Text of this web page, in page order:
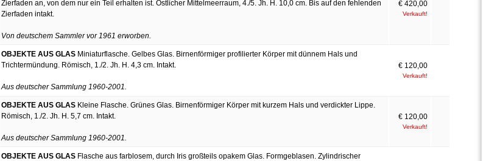
Zierfaden an, von dem nur ein Teil erhalten ist. Östlicher Mittelmeerraum, 4./5. Jh. H. 10,0 cm. Bis auf den fehlenden
Zierfaden intakt.
Von deutschem Sammler vor 1961 erworben.
€ 420,00
Verkauft!
OBJEKTE AUS GLASMiniaturflasche. Gelbes Glas. Birnenförmiger profilierter Körper mit dünnem Hals und
Trichtermündung. Römisch, 1./2. Jh. H. 4,3 cm. Intakt.
Aus deutscher Sammlung 1960-2001.
€ 120,00
Verkauft!
OBJEKTE AUS GLASKleine Flasche. Grünes Glas. Birnenförmiger Körper mit kurzem Hals und verdickter Lippe.
Römisch, 1./2. Jh. H. 5,7 cm. Intakt.
Aus deutscher Sammlung 1960-2001.
€ 120,00
Verkauft!
OBJEKTE AUS GLASFlasche aus farblosem, durch Iris großteils opakem Glas. Formgeblasen. Zylindrischer